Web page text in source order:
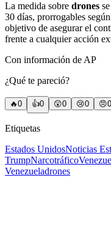
La medida sobre drones
30 días, prorrogables
objetivo de asegurar el
frente a cualquier acción
Con información de AP
¿Qué te pareció?
🔥0 👍0 😲0 😢0 😠0
Etiquetas
Estados UnidosNoticias
TrumpNarcotráfico
Venezueladrones